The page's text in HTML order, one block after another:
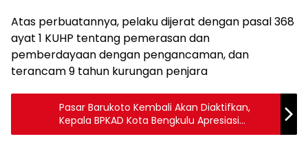
Atas perbuatannya, pelaku dijerat dengan pasal 368
ayat 1 KUHP tentang pemerasan dan
pemberdayaan dengan pengancaman, dan
terancam 9 tahun kurungan penjara
Pasar Barukoto Kembali Akan Diaktifkan,
Kepala BPKAD Kota Bengkulu Apresiasi
Walikota